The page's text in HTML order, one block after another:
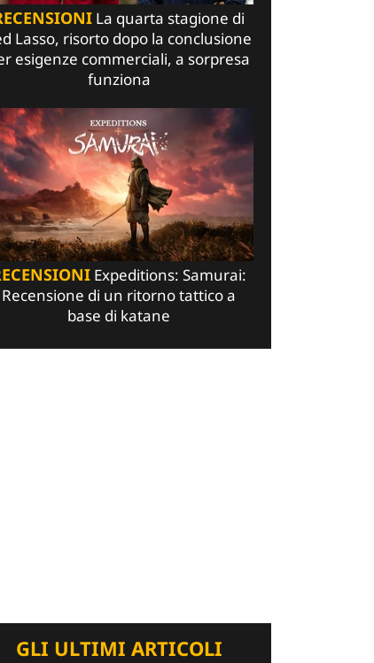
La quarta stagione di
Lasso, risorto dopo la conclusione
esigenze commerciali, a sorpresa
funziona
Expeditions: Samurai:
Recensione di un ritorno tattico a
base di katane
GLI ULTIMI ARTICOLI